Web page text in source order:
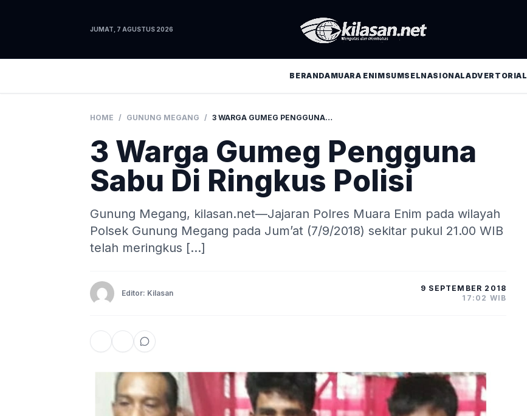
JUMAT, 7 AGUSTUS 2026
BERANDAMUARA ENIMSUMSELNASIONALADVERTORIAL
HOME / GUNUNG MEGANG / 3 WARGA GUMEG PENGGUNA SABU DI RINGKUS POLISI
3 Warga Gumeg Pengguna
Sabu Di Ringkus Polisi
Gunung Megang, kilasan.net—Jajaran Polres Muara Enim pada wilayah
Polsek Gunung Megang pada Jum’at (7/9/2018) sekitar pukul 21.00 WIB
telah meringkus […]
Editor: Kilasan
9 SEPTEMBER 2018
17:02 WIB